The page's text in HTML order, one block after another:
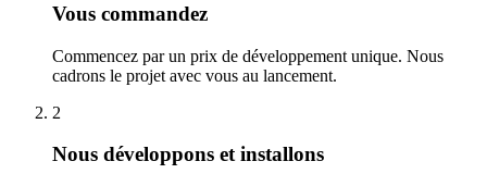
Vous commandez
Commencez par un prix de développement unique. Nous
cadrons le projet avec vous au lancement.
2
Nous développons et installons